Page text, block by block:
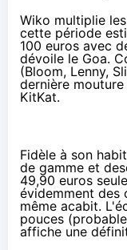
Wiko multiplie
cette période
100 euros avec
dévoile le Goa.
(Bloom, Lenny,
dernière
KitKat.
Fidèle à son
de gamme et
49,90 euros
évidemment des
même acabit.
pouces
affiche une